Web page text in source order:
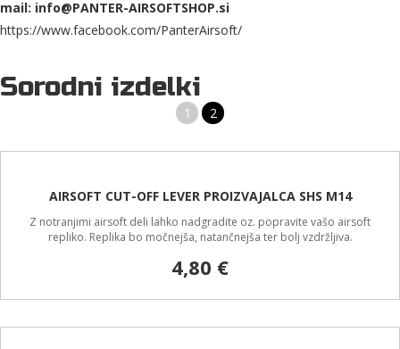
mail: info@PANTER-AIRSOFTSHOP.si
https://www.facebook.com/PanterAirsoft/
Sorodni izdelki
1 2